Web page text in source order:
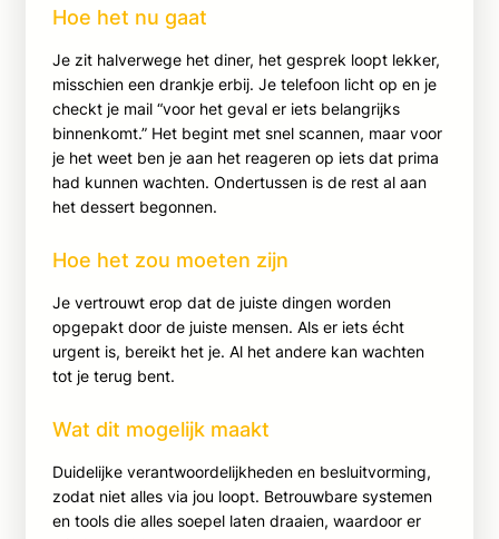
Hoe het nu gaat
Je zit halverwege het diner, het gesprek loopt lekker,
misschien een drankje erbij. Je telefoon licht op en je
checkt je mail “voor het geval er iets belangrijks
binnenkomt.” Het begint met snel scannen, maar voor
je het weet ben je aan het reageren op iets dat prima
had kunnen wachten. Ondertussen is de rest al aan
het dessert begonnen.
Hoe het zou moeten zijn
Je vertrouwt erop dat de juiste dingen worden
opgepakt door de juiste mensen. Als er iets écht
urgent is, bereikt het je. Al het andere kan wachten
tot je terug bent.
Wat dit mogelijk maakt
Duidelijke verantwoordelijkheden en besluitvorming,
zodat niet alles via jou loopt. Betrouwbare systemen
en tools die alles soepel laten draaien, waardoor er